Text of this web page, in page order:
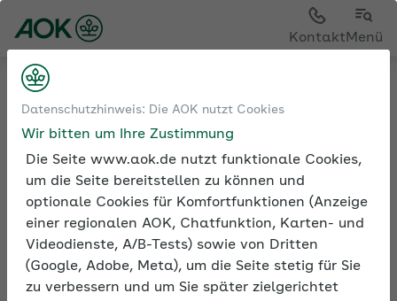
Datenschutzhinweis: Die AOK nutzt Cookies
Wir bitten um Ihre Zustimmung
Die Seite www.aok.de nutzt funktionale Cookies,
um die Seite bereitstellen zu können und
optionale Cookies für Komfortfunktionen (Anzeige
einer regionalen AOK, Chatfunktion, Karten- und
Videodienste, A/B-Tests) sowie von Dritten
(Google, Adobe, Meta), um die Seite stetig für Sie
zu verbessern und um Sie später zielgerichtet
Kontakt Menü
Medien und Seminare
Seminarvideos
Seminarvideo: Stärken Beschäftigter fördern
Seminarvideo: Stärken
Beschäftigter fördern
Erfahren Sie im Video, wie Sie mit einem